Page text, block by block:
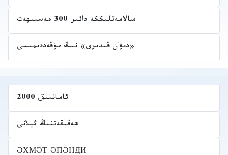
سالامەتلىككە دائىر 300 مەسلىھەت
«دىۋان قىدىرى» نىڭ مۇقەددىمىسى
ئامانلىق 2000
ھەقىقەتنىڭ ئېلانى
ӘХМӘТ ӘПӘНДИ